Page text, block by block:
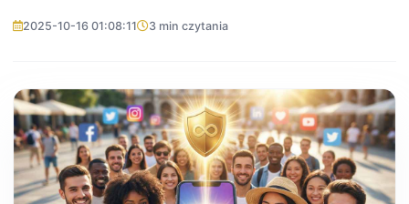
2025-10-16 01:08:11 3 min czytania